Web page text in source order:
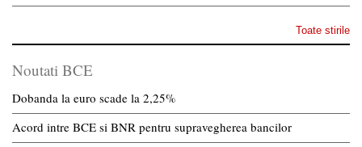
Toate stirile
Noutati BCE
Dobanda la euro scade la 2,25%
Acord intre BCE si BNR pentru supravegherea bancilor